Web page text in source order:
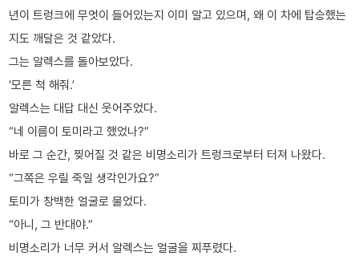
년이 트렁크에 무엇이 들어있는지 이미 알고 있으며, 왜 이 차에 탑승했는
지도 깨달은 것 같았다.
그는 알렉스를 돌아보았다.
‘모른 척 해줘.’
알렉스는 대답 대신 웃어주었다.
“네 이름이 토미라고 했었나?”
바로 그 순간, 찢어질 것 같은 비명소리가 트렁크로부터 터져 나왔다.
“그쪽은 우릴 죽일 생각인가요?”
토미가 창백한 얼굴로 물었다.
“아니, 그 반대야.”
비명소리가 너무 커서 알렉스는 얼굴을 찌푸렸다.